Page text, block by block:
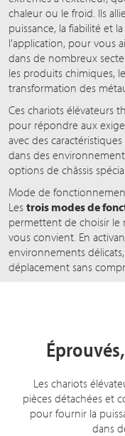
chaleur ou le froid. Ils
puissance, la fiabilité et
l’application, pour vous
dans de nombreux
les produits chimiques,
transformation des
Ces chariots élévateurs
pour répondre aux
avec des
dans des
options de châssis
Mode de
Les trois modes de
permettent de choisir le
vous convient. En
environnements
déplacement sans
Les chariots
pièces détachées et
pour fournir la
dans